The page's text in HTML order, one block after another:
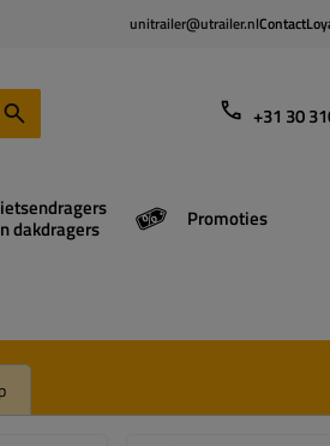
unitrailer@utrailer.nlContact
+31 30
dakdragers Promoties